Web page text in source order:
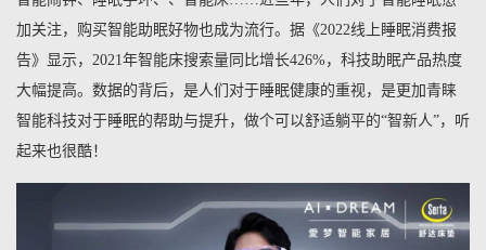
加关注，购买智能助眠好物也成为流行。据《2022线上睡眠消费报
告》显示，2021年智能床搜索量同比增长426%，科技助眠产品热度
大幅提高。数据的背后，是人们对于睡眠健康的重视，是更加青睐
智能科技对于睡眠的帮助与提升，做个可以舒适躺平的“智新人”，听
起来也很酷！